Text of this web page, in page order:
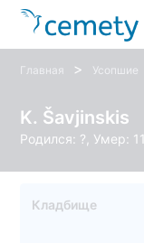
Главная > Усопшие
K. Šavjinskis
Родился: ?, Умер:
Кладбище